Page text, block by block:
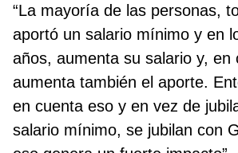
“La mayoría de las personas,
aportó un salario mínimo y en
años, aumenta su salario y, en
aumenta también el aporte.
en cuenta eso y en vez de
salario mínimo, se jubilan con